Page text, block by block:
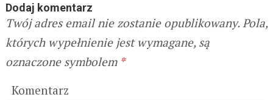
Dodaj komentarz
Twój adres email nie zostanie opublikowany.Pola,
których wypełnienie jest wymagane, są
oznaczone symbolem *
Komentarz